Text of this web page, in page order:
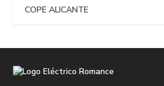
COPE ALICANTE